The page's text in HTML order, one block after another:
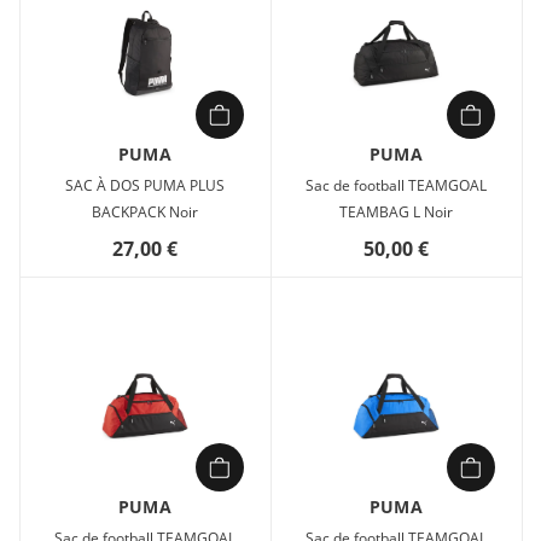
PUMA
SAC À DOS PUMA PLUS
BACKPACK Noir
27,00 €
PUMA
Sac de football TEAMGOAL
TEAMBAG L Noir
50,00 €
PUMA PUMA